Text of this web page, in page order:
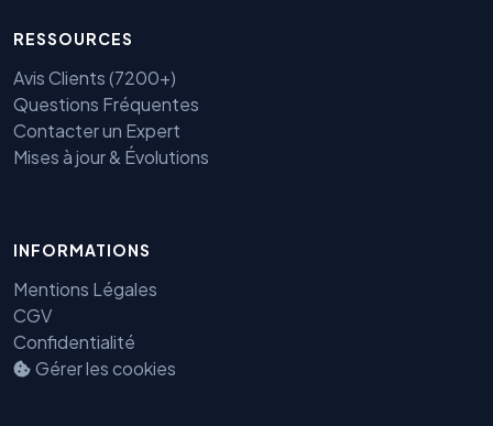
RESSOURCES
Avis Clients (7200+)
Questions Fréquentes
Contacter un Expert
Mises à jour & Évolutions
INFORMATIONS
Mentions Légales
CGV
Confidentialité
Gérer les cookies